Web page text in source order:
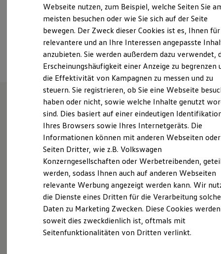
Der ID.7 GTX
Der ID.7 Tourer
Der ID.7 GTX Tourer
Der ID. Buzz
Der neue ID. Cross
Elektrofahrzeugkonzepte
ID. EVERY1
Reichweite der ID. Modelle
Reichweite im Winter
Rekuperation
Laden unterwegs
Laden Zuhause
Ladestationen finden
Batterie
Sicherheit
Garantie und Lebensdauer
Nachhaltigkeit
Technologie
Kosten und Kauf
Verbrauchskosten
E-Auto-Förderung
Software und Konnektivität
Ansprechpartner
Wie können wir
Ihnen weiterhelfen?
Probefahrt vereinbaren
Webseite nutzen, zum Beispiel, welche Seiten Sie
meisten besuchen oder wie Sie sich auf der Seite
bewegen. Der Zweck dieser Cookies ist es, Ihnen für
relevantere und an Ihre Interessen angepasste
anzubieten. Sie werden außerdem dazu verwendet,
Erscheinungshäufigkeit einer Anzeige zu begrenzen
die Effektivität von Kampagnen zu messen und zu
steuern. Sie registrieren, ob Sie eine Webseite
haben oder nicht, sowie welche Inhalte genutzt
sind. Dies basiert auf einer eindeutigen
Ihres Browsers sowie Ihres Internetgeräts. Die
Informationen können mit anderen Webseiten oder
Seiten Dritter, wie z.B. Volkswagen
Konzerngesellschaften oder Werbetreibenden,
werden, sodass Ihnen auch auf anderen Webseiten
relevante Werbung angezeigt werden kann. Wir
die Dienste eines Dritten für die Verarbeitung
Daten zu Marketing Zwecken. Diese Cookies
soweit dies zweckdienlich ist, oftmals mit
Seitenfunktionalitäten von Dritten verlinkt.